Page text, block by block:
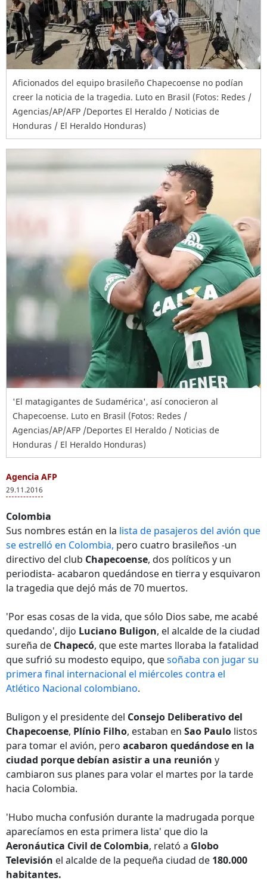
Aficionados del equipo brasileño Chapecoense no podían
creer la noticia de la tragedia. Luto en Brasil (Fotos: Redes /
Agencias/AP/AFP /Deportes El Heraldo / Noticias de
Honduras / El Heraldo Honduras)
'El matagigantes de Sudamérica', así conocieron al
Chapecoense. Luto en Brasil (Fotos: Redes /
Agencias/AP/AFP /Deportes El Heraldo / Noticias de
Honduras / El Heraldo Honduras)
Agencia AFP
29.11.2016
Colombia
Sus nombres están en la lista de pasajeros del avión que
se estrelló en Colombia, pero cuatro brasileños -un
directivo del club Chapecoense, dos políticos y un
periodista- acabaron quedándose en tierra y esquivaron
la tragedia que dejó más de 70 muertos.
'Por esas cosas de la vida, que sólo Dios sabe, me acabé
quedando', dijo Luciano Buligon, el alcalde de la ciudad
sureña de Chapecó, que este martes lloraba la fatalidad
que sufrió su modesto equipo, quesoñaba con jugar su
primera final internacional el miércoles contra el
Atlético Nacional colombiano.
Buligon y el presidente del Consejo Deliberativo del
Chapecoense, Plínio Filho, estaban en Sao Paulo listos
para tomar el avión, pero acabaron quedándose en la
ciudad porque debían asistir a una reunión y
cambiaron sus planes para volar el martes por la tarde
hacia Colombia.
'Hubo mucha confusión durante la madrugada porque
aparecíamos en esta primera lista' que dio la
Aeronáutica Civil de Colombia, relató a Globo
Televisión el alcalde de la pequeña ciudad de 180.000
habitantes.